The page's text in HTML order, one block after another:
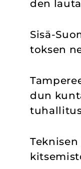
den
Sisä-​
tok­sen
dun